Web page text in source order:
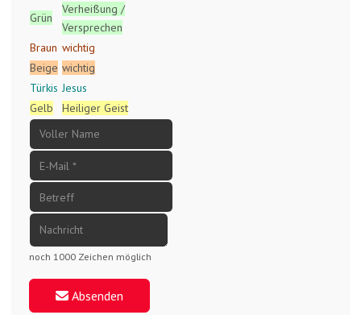
Grün
Verheißung /
Versprechen
Braun wichtig
Beige wichtig
Türkis Jesus
Gelb
Heiliger Geist
noch 1000 Zeichen möglich
Absenden